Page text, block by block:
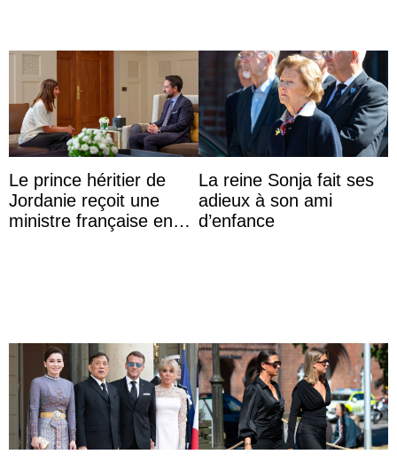
Le prince héritier de
Jordanie reçoit une
ministre française en
La reine Sonja fait ses
adieux à son ami
d’enfance